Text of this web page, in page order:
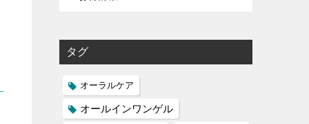
タグ
オーラルケア
オールインワンゲル